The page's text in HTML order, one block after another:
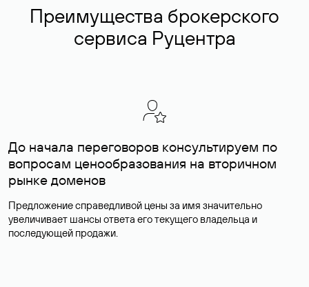
Преимущества брокерского
сервиса Руцентра
До начала переговоров консультируем по
вопросам ценообразования на вторичном
рынке доменов
Предложение справедливой цены за имя значительно
увеличивает шансы ответа его текущего владельца и
последующей продажи.